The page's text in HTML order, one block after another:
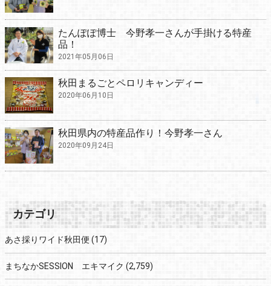
たんぽぽ博士 今野孝一さんが手掛ける特産
品！
2021年05月06日
秋田まるごとペロリキャンディー
2020年06月10日
秋田県内の特産品作り！今野孝一さん
2020年09月24日
カテゴリ
あさ採りワイド秋田便 (17)
まちなかSESSION エキマイク (2,759)